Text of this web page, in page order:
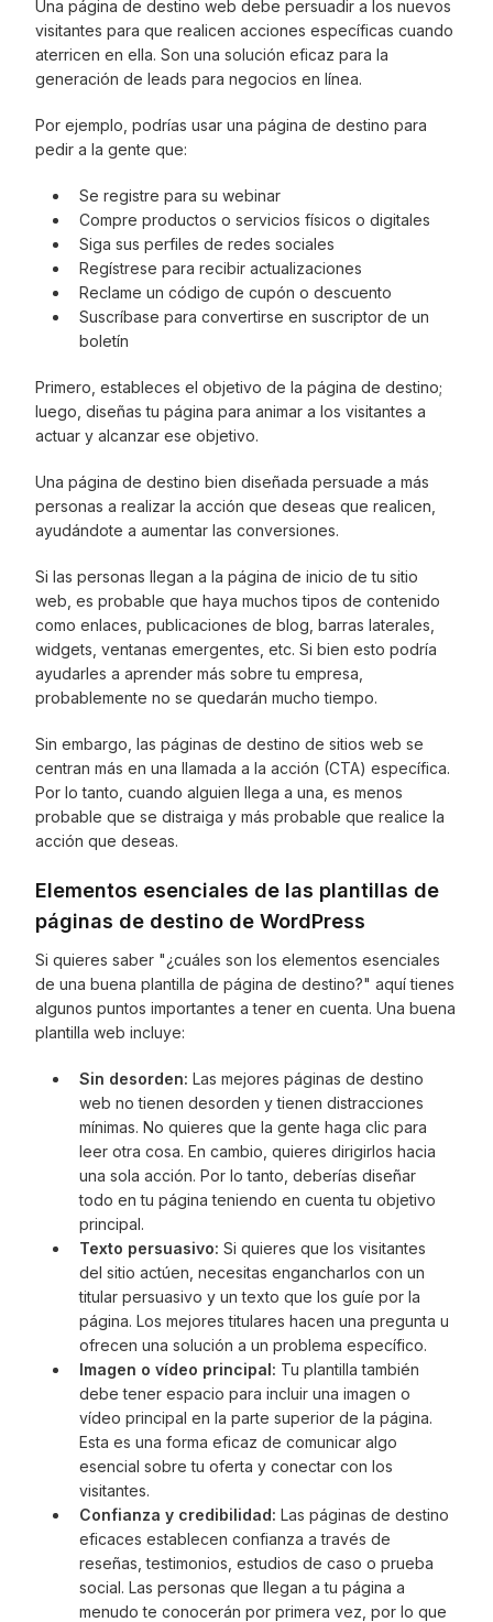
Una página de destino web debe persuadir a los nuevos
visitantes para que realicen acciones específicas cuando
aterricen en ella. Son una solución eficaz para la
generación de leads para negocios en línea.
Por ejemplo, podrías usar una página de destino para
pedir a la gente que:
Se registre para su webinar
Compre productos o servicios físicos o digitales
Siga sus perfiles de redes sociales
Regístrese para recibir actualizaciones
Reclame un código de cupón o descuento
Suscríbase para convertirse en suscriptor de un
boletín
Primero, estableces el objetivo de la página de destino;
luego, diseñas tu página para animar a los visitantes a
actuar y alcanzar ese objetivo.
Una página de destino bien diseñada persuade a más
personas a realizar la acción que deseas que realicen,
ayudándote a aumentar las conversiones.
Si las personas llegan a la página de inicio de tu sitio
web, es probable que haya muchos tipos de contenido
como enlaces, publicaciones de blog, barras laterales,
widgets, ventanas emergentes, etc. Si bien esto podría
ayudarles a aprender más sobre tu empresa,
probablemente no se quedarán mucho tiempo.
Sin embargo, las páginas de destino de sitios web se
centran más en una llamada a la acción (CTA) específica.
Por lo tanto, cuando alguien llega a una, es menos
probable que se distraiga y más probable que realice la
acción que deseas.
Elementos esenciales de las plantillas de
páginas de destino de WordPress
Si quieres saber "¿cuáles son los elementos esenciales
de una buena plantilla de página de destino?" aquí tienes
algunos puntos importantes a tener en cuenta. Una buena
plantilla web incluye:
Sin desorden: Las mejores páginas de destino
web no tienen desorden y tienen distracciones
mínimas. No quieres que la gente haga clic para
leer otra cosa. En cambio, quieres dirigirlos hacia
una sola acción. Por lo tanto, deberías diseñar
todo en tu página teniendo en cuenta tu objetivo
principal.
Texto persuasivo: Si quieres que los visitantes
del sitio actúen, necesitas engancharlos con un
titular persuasivo y un texto que los guíe por la
página. Los mejores titulares hacen una pregunta u
ofrecen una solución a un problema específico.
Imagen o vídeo principal: Tu plantilla también
debe tener espacio para incluir una imagen o
vídeo principal en la parte superior de la página.
Esta es una forma eficaz de comunicar algo
esencial sobre tu oferta y conectar con los
visitantes.
Confianza y credibilidad: Las páginas de destino
eficaces establecen confianza a través de
reseñas, testimonios, estudios de caso o prueba
social. Las personas que llegan a tu página a
menudo te conocerán por primera vez, por lo que